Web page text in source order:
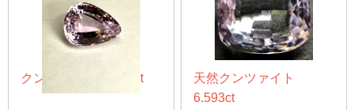
クンツァイト 46.7ct
天然クンツァイト
6.593ct